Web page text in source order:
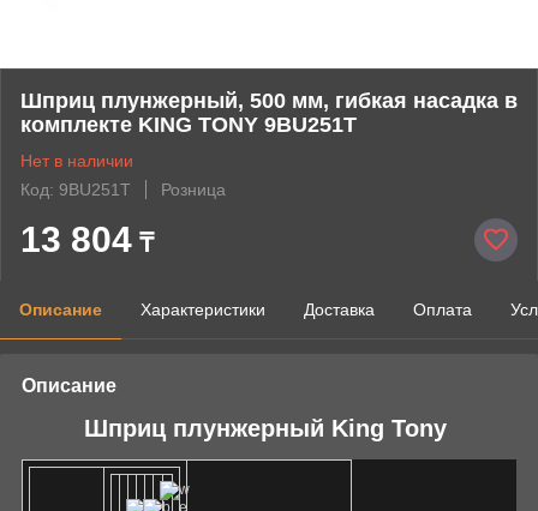
Шприц плунжерный, 500 мм, гибкая насадка в
комплекте KING TONY 9BU251T
Нет в наличии
Код: 9BU251T
Розница
13 804 ₸
Описание Характеристики Доставка Оплата
Описание
Шприц плунжерный King Tony